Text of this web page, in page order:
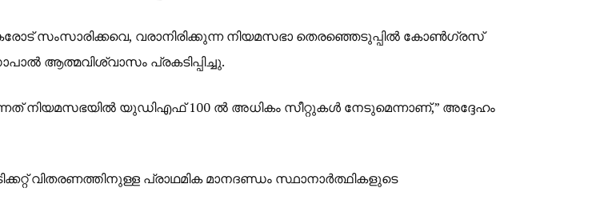
സംസാരിക്കവെ, വരാനിരിക്കുന്ന നിയമസഭാ തെരഞ്ഞെടുപ്പിൽ കോൺഗ്രസ്
ആത്മവിശ്വാസം പ്രകടിപ്പിച്ചു.
നിയമസഭയിൽ യുഡിഎഫ് 100 ൽ അധികം സീറ്റുകൾ നേടുമെന്നാണ്,” അദ്ദേഹം
വിതരണത്തിനുള്ള പ്രാഥമിക മാനദണ്ഡം സ്ഥാനാർത്ഥികളുടെ